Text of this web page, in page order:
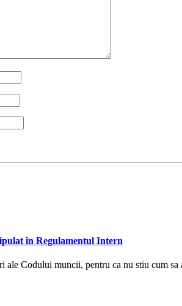
în Regulamentul Intern
Codului muncii, pentru ca nu stiu cum sa